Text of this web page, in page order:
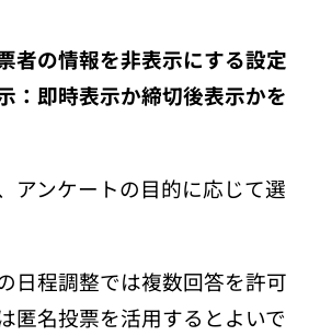
者の情報を非表示にする設定
：即時表示か締切後表示かを
アンケートの目的に応じて選
日程調整では複数回答を許可
匿名投票を活用するとよいで